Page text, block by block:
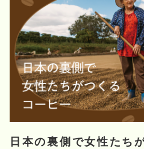
日本の裏側で女性たち